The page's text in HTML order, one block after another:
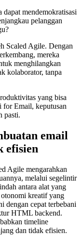
dapat mendemokratisasi
pelanggan
Scaled Agile. Dengan
mereka
menghilangkan
kolaborator, tanpa
yang bisa
for Email, keputusan
pasti.
email
efisien
Agile mengarahkan
melalui segelintir
antara alat yang
kreatif yang
dengan cepat terbebani
HTML backend.
timeline
dan tidak efisien.